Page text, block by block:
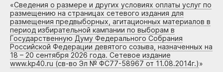
«Сведения о размере и других условиях оплаты услуг по
размещению на страницах сетевого издания для
размещения предвыборных, агитационных материалов в
период избирательной кампании по выборам в
Государственную Думу Федерального Собрания
Российской Федерации девятого созыва, назначенных на
18 – 20 сентября 2026 года. Сетевое издание
www.kp40.ru (св-во Эл № ФС77-58967 от 11.08.2014г.)»